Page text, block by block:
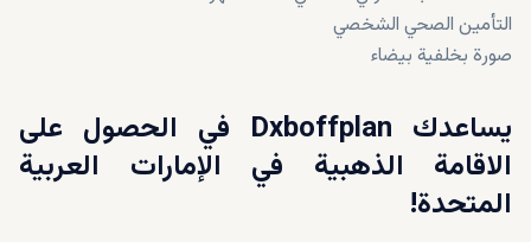
التأمين الصحي الشخصي
صورة بخلفية بيضاء
يساعدك Dxboffplan في الحصول على
الاقامة الذهبية في الإمارات العربية
المتحدة!